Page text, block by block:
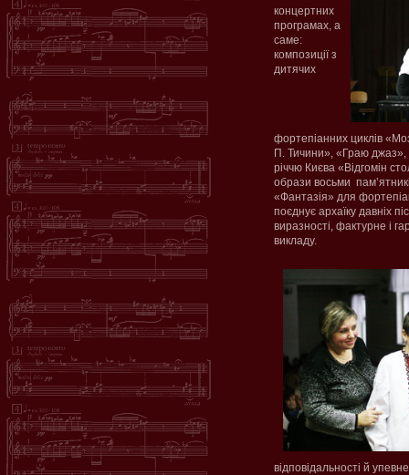
концертних
програмах, а
саме:
композиції з
дитячих
фортепіанних циклів
П. Тичини», «Граю
річчю Києва «Відгомін
образи восьми
«Фантазія» для
поєднує архаїку давніх
виразності, фактурне і
викладу.
відповідальності й